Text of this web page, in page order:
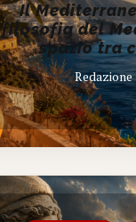
Il
filosofia del
spazio tra
Redazione